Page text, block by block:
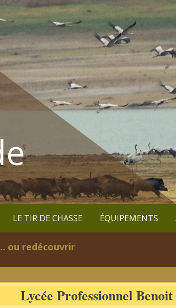
LE TIR DE CHASSE ÉQUIPEMENTS
ou redécouvrir
Lycée Professionnel